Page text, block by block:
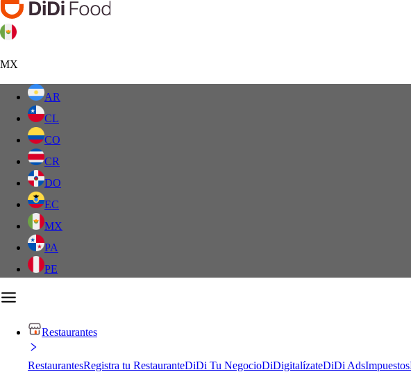
MX
AR
CL
CO
CR
DO
EC
MX
PA
PE
Restaurantes
RestaurantesRegistra tu RestauranteDiDi Tu NegocioDiDigitalízateDiDi AdsImpuestos